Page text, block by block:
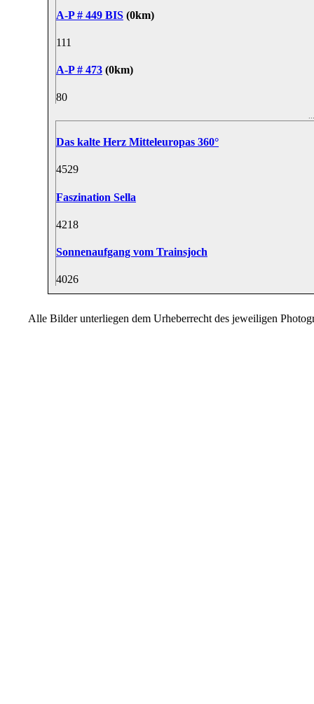
A-P # 449 BIS (0km)
111
A-P # 473 (0km)
80
Das kalte Herz Mitteleuropas 360°
4529
Faszination Sella
4218
Sonnenaufgang vom Trainsjoch
4026
Alle Bilder unterliegen dem Urheberrecht des jeweiligen